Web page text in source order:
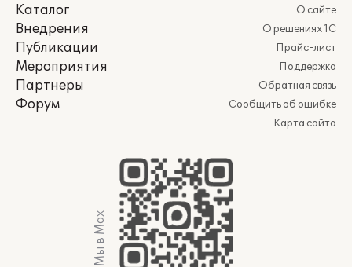
Каталог
Внедрения
Публикации
Мероприятия
Партнеры
Форум
О сайте
О решениях 1С
Прайс-лист
Поддержка
Обратная связь
Сообщить об ошибке
Карта сайта
Мы в Max